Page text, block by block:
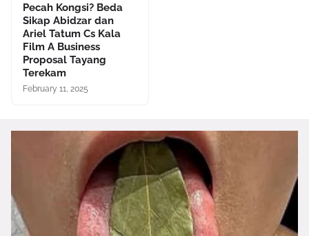
Pecah Kongsi? Beda
Sikap Abidzar dan
Ariel Tatum Cs Kala
Film A Business
Proposal Tayang
Terekam
February 11, 2025